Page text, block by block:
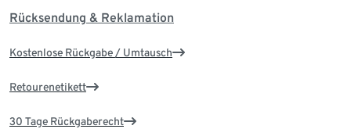
Rücksendung & Reklamation
Kostenlose Rückgabe / Umtausch
Retourenetikett
30 Tage Rückgaberecht